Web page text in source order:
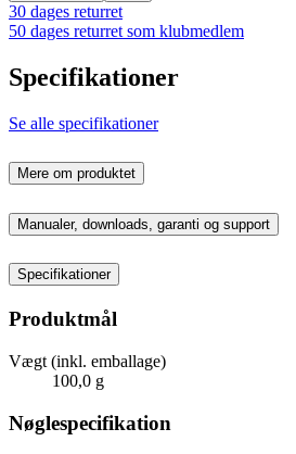
30 dages returret
50 dages returret som klubmedlem
Specifikationer
Se alle specifikationer
Mere om produktet
Manualer, downloads, garanti og support
Specifikationer
Produktmål
Vægt (inkl. emballage)
100,0 g
Nøglespecifikation